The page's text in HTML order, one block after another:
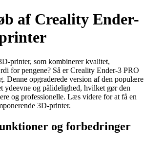
af Creality Ender-
printer, som kombinerer kvalitet,
for pengene? Så er Creality Ender-3 PRO
Denne opgraderede version af den populære
ydeevne og pålidelighed, hvilket gør den
og professionelle. Læs videre for at få en
3D-printer.
og forbedringer